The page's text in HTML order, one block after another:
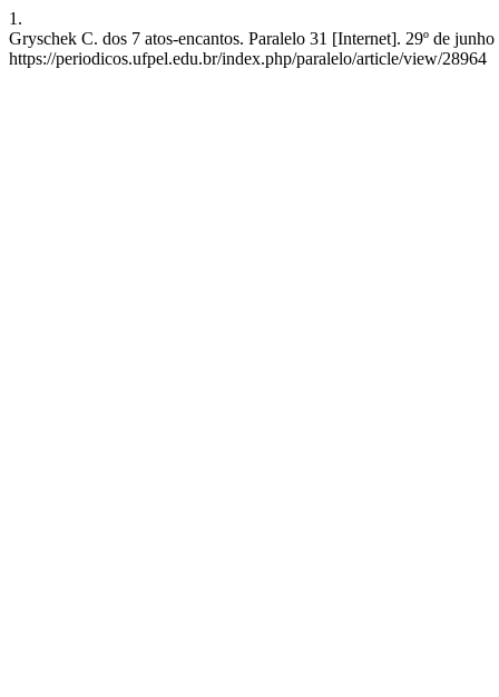
1.
Gryschek C. dos 7 atos-encantos. Paralelo 31 [Internet]. 29º de
https://periodicos.ufpel.edu.br/index.php/paralelo/article/view/28964